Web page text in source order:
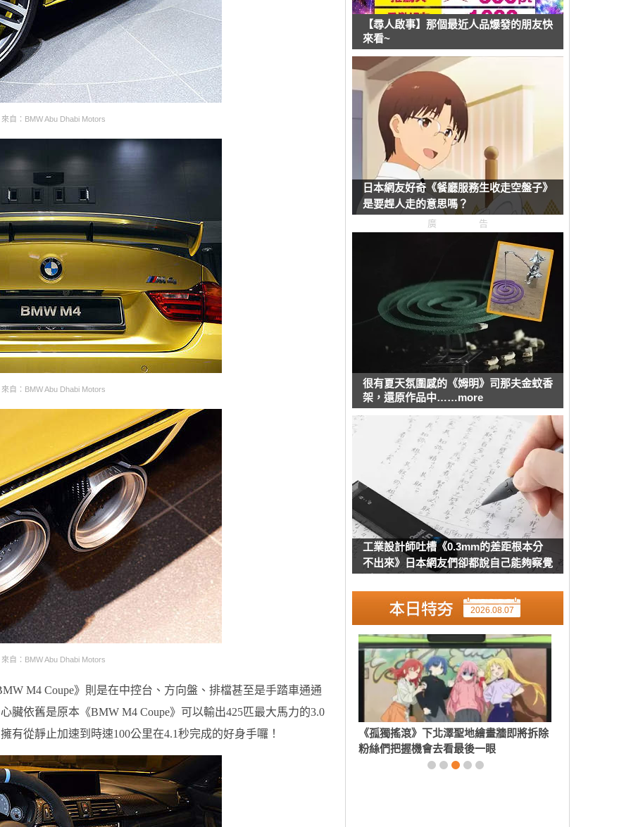
自：BMW Abu Dhabi Motors
自：BMW Abu Dhabi Motors
自：BMW Abu Dhabi Motors
M4 Coupe》則是在中控台、方向盤、排檔甚至是手踏車通通
臟依舊是原本《BMW M4 Coupe》可以輸出425匹最大馬力的3.0
有從靜止加速到時速100公里在4.1秒完成的好身手囉！
【尋人啟事】那個最近人品爆發的朋友快
來看~
日本網友好奇《餐廳服務生收走空盤子》
是要趕人走的意思嗎？
廣告
很有夏天氛圍感的《姆明》司那夫金蚊香
架，還原作品中……more
工業設計師吐槽《0.3mm的差距根本分
不出來》日本網友們卻都說自己能夠察覺
2026.08.07